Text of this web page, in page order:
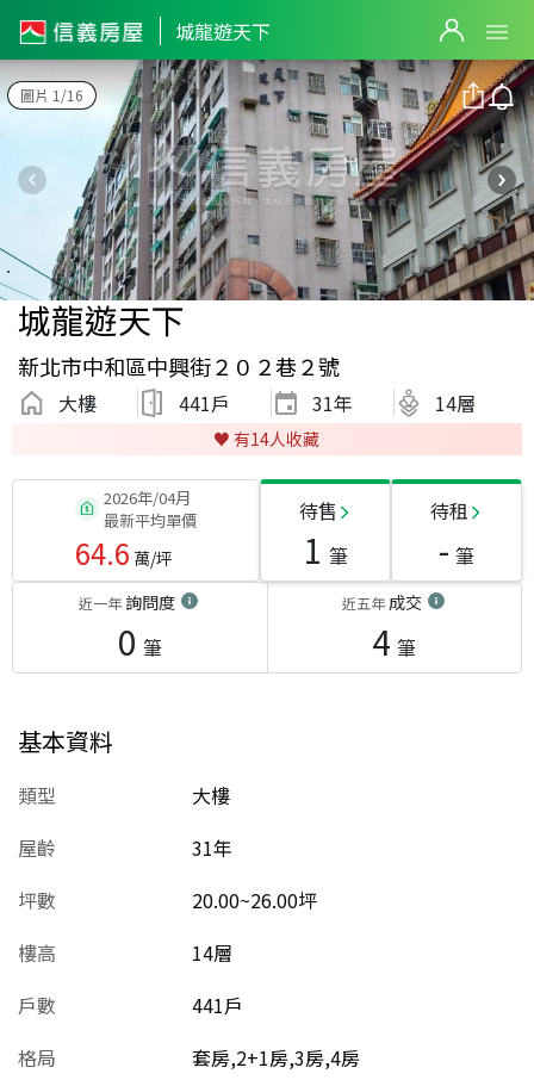
城龍遊天下
圖片 1/16
城龍遊天下
新北市中和區中興街２０２巷２號
大樓 441戶 31年 14層
♥️ 有14人收藏
2026年/04月
最新平均單價
64.6 萬/坪
待售
1 筆
待租
- 筆
近一年詢問度
0 筆
近五年成交
4 筆
基本資料
類型
大樓
屋齡
31年
坪數
20.00~26.00坪
樓高
14層
戶數
441戶
格局
套房,2+1房,3房,4房